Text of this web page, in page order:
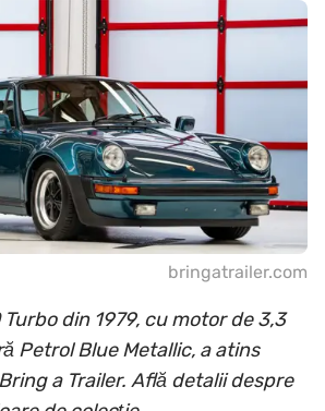
bringatrailer.com
din 1979, cu motor de 3,3
Petrol Blue Metallic, a atins
a Trailer. Află detalii despre